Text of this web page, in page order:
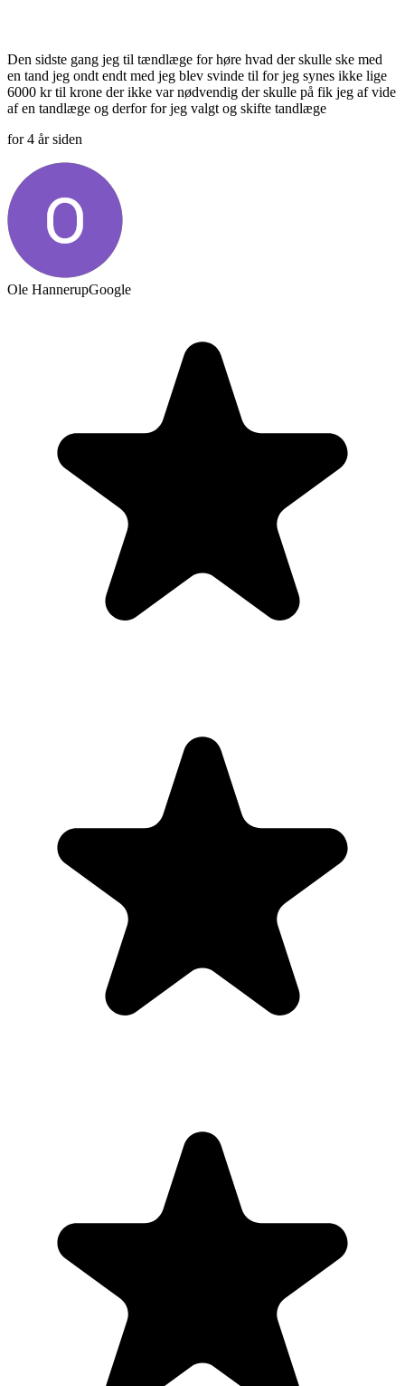
Den sidste gang jeg til tændlæge for høre hvad der skulle ske med
en tand jeg ondt endt med jeg blev svinde til for jeg synes ikke lige
6000 kr til krone der ikke var nødvendig der skulle på fik jeg af vide
af en tandlæge og derfor for jeg valgt og skifte tandlæge
for 4 år siden
Ole HannerupGoogle